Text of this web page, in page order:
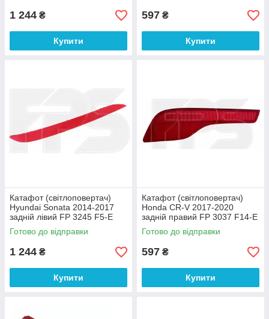
1 244 ₴
Купити
597 ₴
Купити
Катафот (світлоповертач)
Hyundai Sonata 2014-2017
задній лівий FP 3245 F5-E
DEPO
Готово до відправки
1 244 ₴
Купити
Катафот (світлоповертач)
Honda CR-V 2017-2020
задній правий FP 3037 F14-E
DEPO
Готово до відправки
597 ₴
Купити